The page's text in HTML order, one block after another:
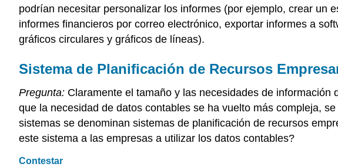
podrían necesitar personalizar los informes (por ejemplo, crear un
informes financieros por correo electrónico, exportar informes a
gráficos circulares y gráficos de líneas).
Sistema de Planificación de Recursos
Pregunta: Claramente el tamaño y las necesidades de
que la necesidad de datos contables se ha vuelto más compleja,
sistemas se denominan sistemas de planificación de recursos
este sistema a las empresas a utilizar los datos contables?
Contestar